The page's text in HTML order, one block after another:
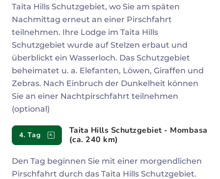
Taita Hills Schutzgebiet, wo Sie am späten
Nachmittag erneut an einer Pirschfahrt
teilnehmen. Ihre Lodge im Taita Hills
Schutzgebiet wurde auf Stelzen erbaut und
überblickt ein Wasserloch. Das Schutzgebiet
beheimatet u. a. Elefanten, Löwen, Giraffen und
Zebras. Nach Einbruch der Dunkelheit können
Sie an einer Nachtpirschfahrt teilnehmen
(optional)
4. Tag
Taita Hills Schutzgebiet - Mombasa
(ca. 240 km)
Den Tag beginnen Sie mit einer morgendlichen
Pirschfahrt durch das Taita Hills Schutzgebiet.